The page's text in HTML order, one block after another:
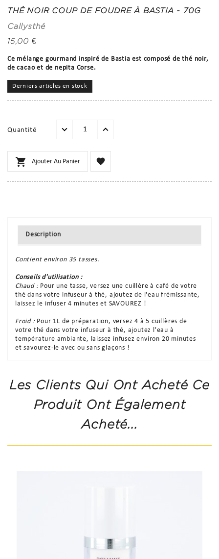
THÉ NOIR COUP DE FOUDRE À BASTIA - 70G
Callysthé
15,00 €
Ce mélange gourmand inspiré de Bastia est composé de thé noir,
de cacao et de nepita Corse.
Derniers articles en stock
Quantité
 Ajouter Au Panier 
Description
Contient environ 35 tasses.
Conseils d'utilisation :
Chaud : Pour une tasse, versez une cuillère à café de votre
thé dans votre infuseur à thé, ajoutez de l'eau frémissante,
laissez le infuser 4 minutes et SAVOUREZ !
Froid : Pour 1L de préparation, versez 4 à 5 cuillères de
votre thé dans votre infuseur à thé, ajoutez l'eau à
température ambiante, laissez infusez environ 20 minutes
et savourez-le avec ou sans glaçons !
Les Clients Qui Ont Acheté Ce
Produit Ont Également
Acheté...